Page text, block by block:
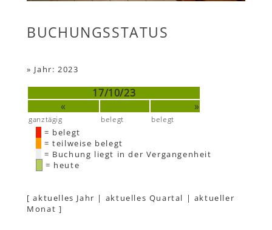
BUCHUNGSSTATUS
» Jahr: 2023
17/10/23
«
»
ganztägig belegt belegt
= belegt
= teilweise belegt
= Buchung liegt in der Vergangenheit
= heute
[aktuelles Jahr | aktuelles Quartal | aktueller
Monat ]